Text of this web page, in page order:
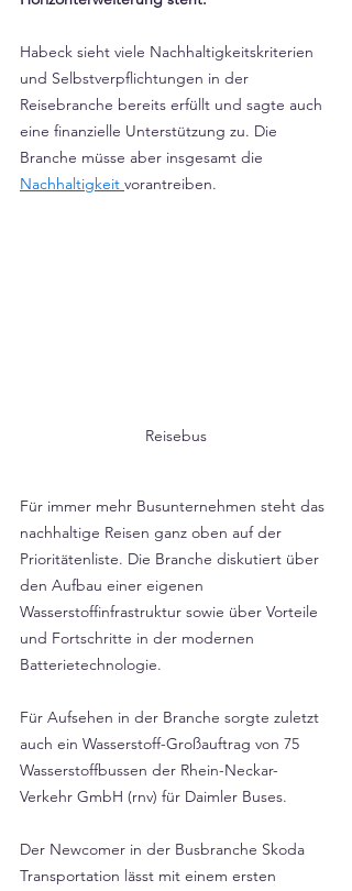
Habeck sieht viele Nachhaltigkeitskriterien
und Selbstverpflichtungen in der
Reisebranche bereits erfüllt und sagte auch
eine finanzielle Unterstützung zu. Die
Branche müsse aber insgesamt die
Nachhaltigkeit vorantreiben.
Reisebus
Für immer mehr Busunternehmen steht das
nachhaltige Reisen ganz oben auf der
Prioritätenliste. Die Branche diskutiert über
den Aufbau einer eigenen
Wasserstoffinfrastruktur sowie über Vorteile
und Fortschritte in der modernen
Batterietechnologie.
Für Aufsehen in der Branche sorgte zuletzt
auch ein Wasserstoff-Großauftrag von 75
Wasserstoffbussen der Rhein-Neckar-
Verkehr GmbH (rnv) für Daimler Buses.
Der Newcomer in der Busbranche Skoda
Transportation lässt mit einem ersten